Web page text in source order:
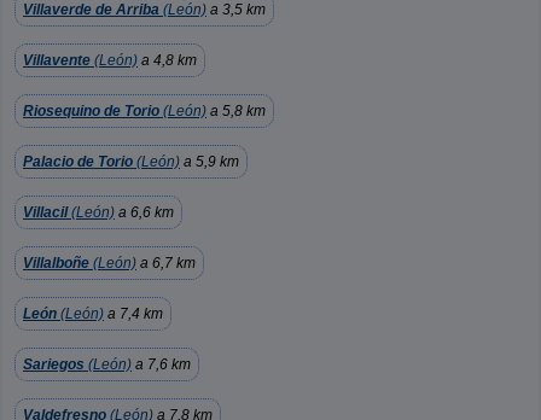
Villaverde de Arriba (León) a 3,5 km
Villavente (León) a 4,8 km
Riosequino de Torio (León) a 5,8 km
Palacio de Torio (León) a 5,9 km
Villacil(León) a 6,6 km
Villalboñe (León) a 6,7 km
León (León) a 7,4 km
Sariegos (León) a 7,6 km
Valdefresno (León) a 7,8 km